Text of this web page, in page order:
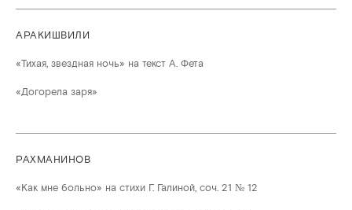
АРАКИШВИЛИ
«Тихая, звездная ночь» на текст А. Фета
«Догорела заря»
РАХМАНИНОВ
«Как мне больно» на стихи Г. Галиной, соч. 21 № 12